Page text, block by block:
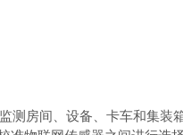
测房间、设备、卡车和集